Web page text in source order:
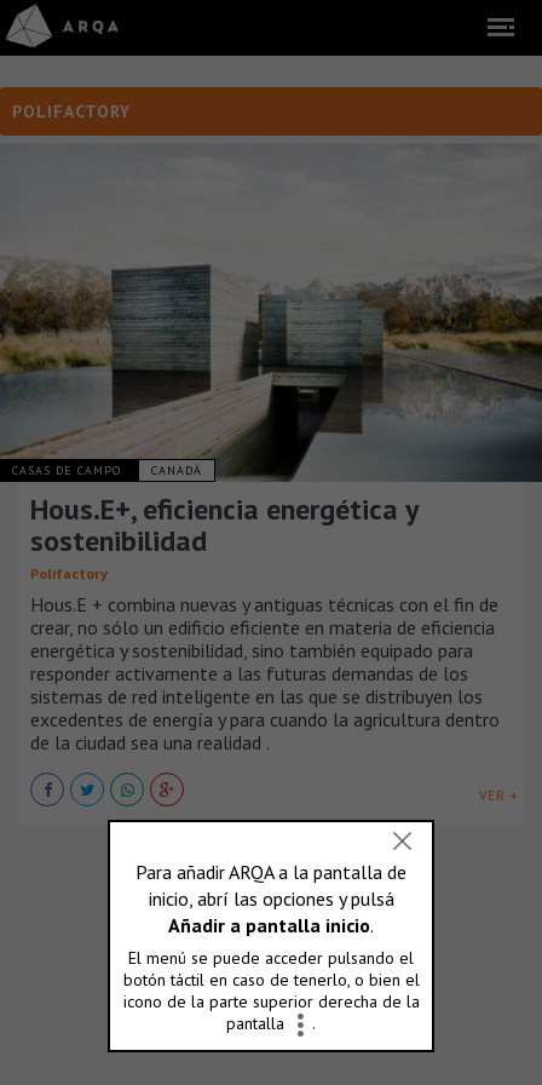
POLIFACTORY
CASAS DE CAMPO CANADÁ
Hous.E+, eficiencia energética y
sostenibilidad
Polifactory
Hous.E + combina nuevas y antiguas técnicas con el fin de
crear, no sólo un edificio eficiente en materia de eficiencia
energética y sostenibilidad, sino también equipado para
responder activamente a las futuras demandas de los
sistemas de red inteligente en las que se distribuyen los
excedentes de energía y para cuando la agricultura dentro
de la ciudad sea una realidad .
VER +